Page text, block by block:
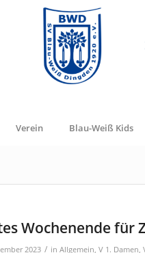
Verein Blau-Weiß Kids
Wochenende für
2023 / in Allgemein, V 1. Damen,